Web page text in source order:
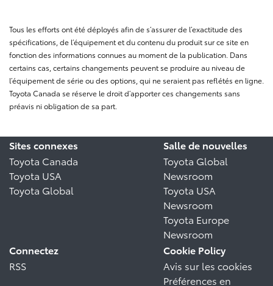
Tous les efforts ont été déployés afin de s’assurer de l’exactitude des
spécifications, de l’équipement et du contenu du produit sur ce site en
fonction des informations connues au moment de la publication. Dans
certains cas, certains changements peuvent se produire au niveau de
l’équipement de série ou des options, qui ne seraient pas reflétés en ligne.
Toyota Canada se réserve le droit d’apporter ces changements sans
préavis ni obligation de sa part.
Sites connexes
Toyota Canada
Toyota USA
Toyota Global
Salle de nouvelles
Toyota Global
Newsroom
Toyota USA
Newsroom
Toyota Europe
Newsroom
Connectez
RSS
Cookie Policy
Avis sur les cookies
Préférences en